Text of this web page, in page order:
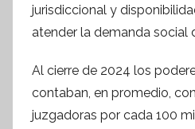
jurisdiccional y
atender la demanda social
Al cierre de 2024 los
contaban, en promedio,
juzgadoras por cada 100